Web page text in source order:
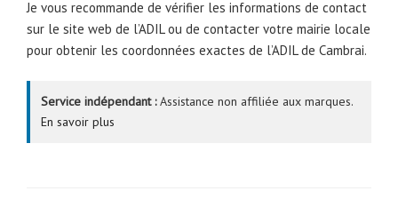
Je vous recommande de vérifier les informations de contact
sur le site web de l’ADIL ou de contacter votre mairie locale
pour obtenir les coordonnées exactes de l’ADIL de Cambrai.
Service indépendant :Assistance non affiliée aux marques.
En savoir plus